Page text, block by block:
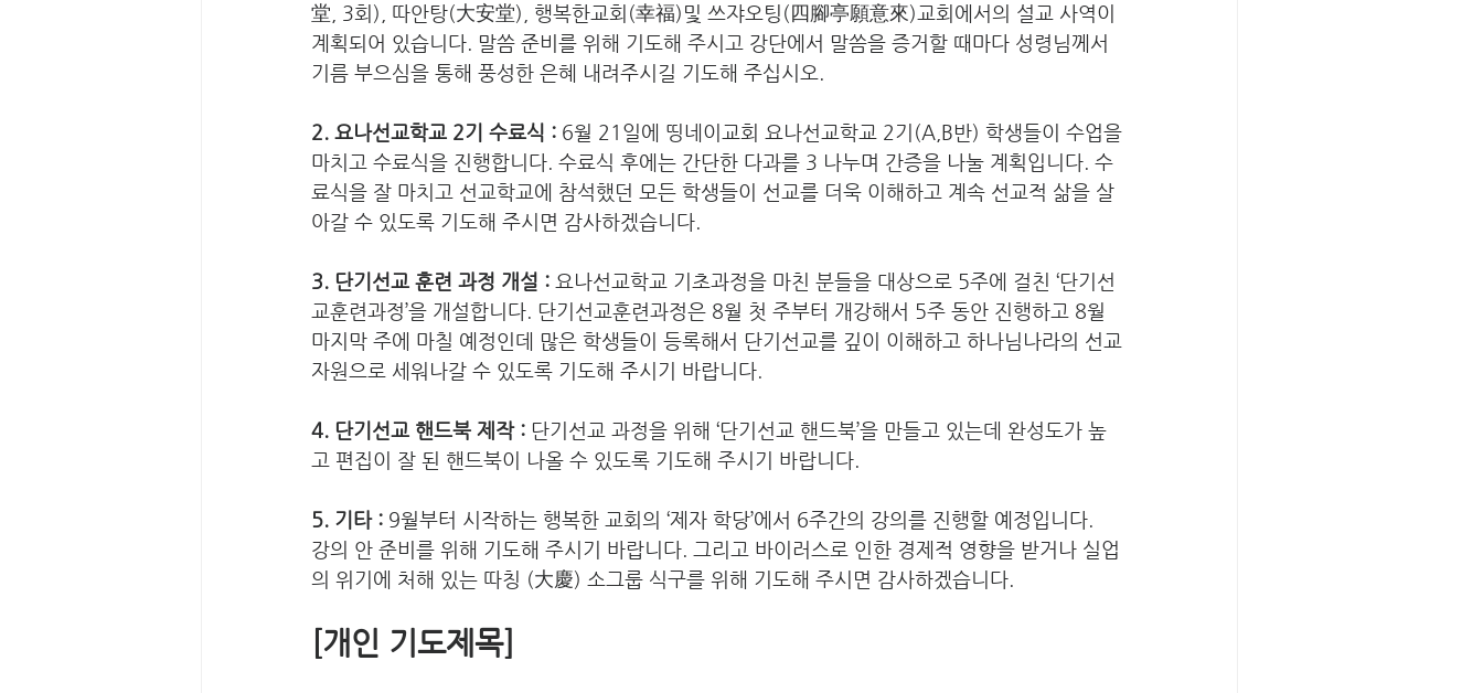
堂, 3회), 따안탕(大安堂), 행복한교회(幸福)및 쓰쟈오팅(四腳亭願意來)교회에서의 설교 사역이
계획되어 있습니다. 말씀 준비를 위해 기도해 주시고 강단에서 말씀을 증거할 때마다 성령님께서
기름 부으심을 통해 풍성한 은혜 내려주시길 기도해 주십시오.
2. 요나선교학교 2기 수료식 : 6월 21일에 띵네이교회 요나선교학교 2기(A,B반) 학생들이 수업을
마치고 수료식을 진행합니다. 수료식 후에는 간단한 다과를 3 나누며 간증을 나눌 계획입니다. 수
료식을 잘 마치고 선교학교에 참석했던 모든 학생들이 선교를 더욱 이해하고 계속 선교적 삶을 살
아갈 수 있도록 기도해 주시면 감사하겠습니다.
3. 단기선교 훈련 과정 개설 : 요나선교학교 기초과정을 마친 분들을 대상으로 5주에 걸친 ‘단기선
교훈련과정’을 개설합니다. 단기선교훈련과정은 8월 첫 주부터 개강해서 5주 동안 진행하고 8월
마지막 주에 마칠 예정인데 많은 학생들이 등록해서 단기선교를 깊이 이해하고 하나님나라의 선교
자원으로 세워나갈 수 있도록 기도해 주시기 바랍니다.
4. 단기선교 핸드북 제작 : 단기선교 과정을 위해 ‘단기선교 핸드북’을 만들고 있는데 완성도가 높
고 편집이 잘 된 핸드북이 나올 수 있도록 기도해 주시기 바랍니다.
5. 기타 : 9월부터 시작하는 행복한 교회의 ‘제자 학당’에서 6주간의 강의를 진행할 예정입니다.
강의 안 준비를 위해 기도해 주시기 바랍니다. 그리고 바이러스로 인한 경제적 영향을 받거나 실업
의 위기에 처해 있는 따칭 (大慶) 소그룹 식구를 위해 기도해 주시면 감사하겠습니다.
[개인 기도제목]